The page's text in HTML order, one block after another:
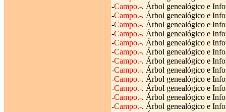
-Campo.-. Árbol genealógico e
-Campo.-. Árbol genealógico e
-Campo.-. Árbol genealógico e
-Campo.-. Árbol genealógico e
-Campo.-. Árbol genealógico e
-Campo.-. Árbol genealógico e
-Campo.-. Árbol genealógico e
-Campo.-. Árbol genealógico e
-Campo.-. Árbol genealógico e
-Campo.-. Árbol genealógico e
-Campo.-. Árbol genealógico e
-Campo.-. Árbol genealógico e